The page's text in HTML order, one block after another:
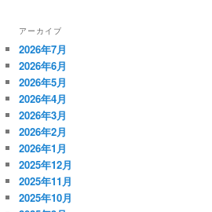
アーカイブ
2026年7月
2026年6月
2026年5月
2026年4月
2026年3月
2026年2月
2026年1月
2025年12月
2025年11月
2025年10月